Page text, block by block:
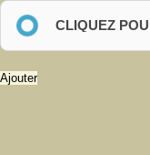
CLIQUEZ